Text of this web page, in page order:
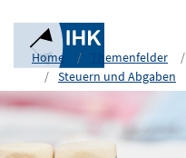
Home Themenfelder
Steuern und Abgaben